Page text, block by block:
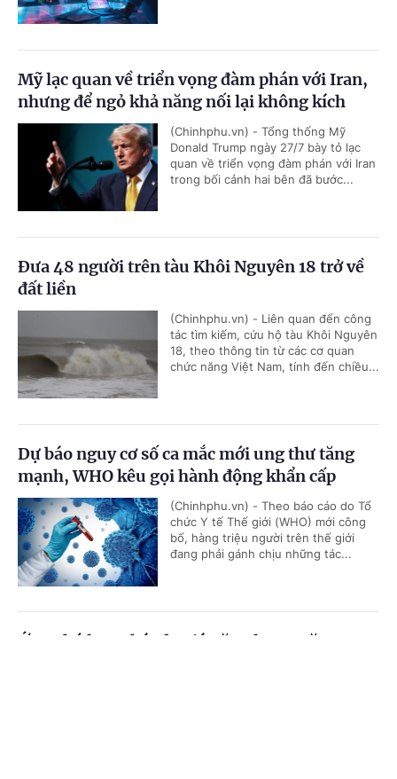
Mỹ lạc quan về triển vọng đàm phán với Iran,
nhưng để ngỏ khả năng nối lại không kích
(Chinhphu.vn) - Tổng thống Mỹ
Donald Trump ngày 27/7 bày tỏ lạc
quan về triển vọng đàm phán với Iran
trong bối cảnh hai bên đã bước...
Đưa 48 người trên tàu Khôi Nguyên 18 trở về
đất liền
(Chinhphu.vn) - Liên quan đến công
tác tìm kiếm, cứu hộ tàu Khôi Nguyên
18, theo thông tin từ các cơ quan
chức năng Việt Nam, tính đến chiều...
Dự báo nguy cơ số ca mắc mới ung thư tăng
mạnh, WHO kêu gọi hành động khẩn cấp
(Chinhphu.vn) - Theo báo cáo do Tổ
chức Y tế Thế giới (WHO) mới công
bố, hàng triệu người trên thế giới
đang phải gánh chịu những tác...
Ứng phó lạm phát do giá năng lượng tăng,